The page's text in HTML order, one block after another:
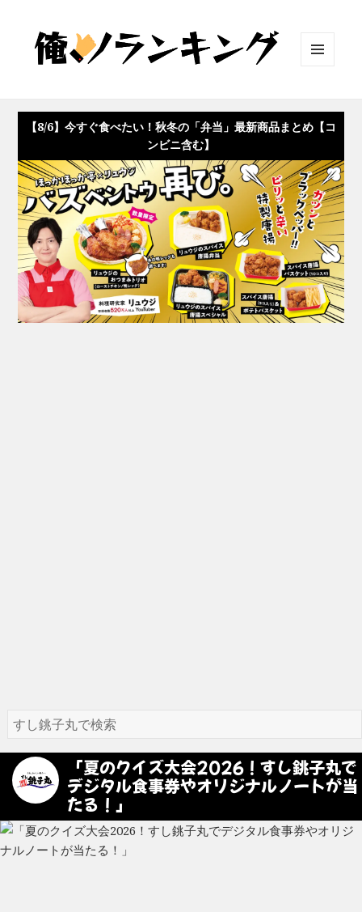
ット
【8/6】今すぐ食べたい！秋冬の「弁当」最新商品まとめ【コ
ンビニ含む】
「夏のクイズ大会2026！すし銚子丸で
デジタル食事券やオリジナルノートが当
たる！」